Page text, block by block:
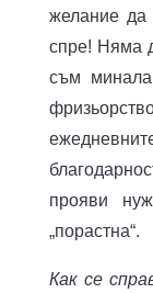
желание
спре! Няма
съм
прояви
„порастна“.
Как се